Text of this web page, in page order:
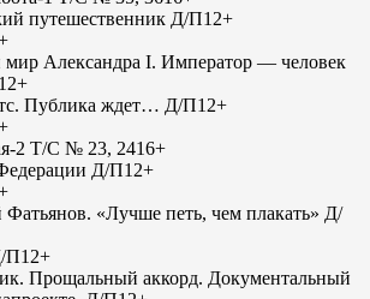
путешественник Д/П12+
Александра I. Император — человек
12+
Публика ждет… Д/П12+
2 Т/С № 23, 2416+
Д/П12+
Фатьянов. «Лучше петь, чем плакать» Д/
П12+
Прощальный аккорд. Документальный